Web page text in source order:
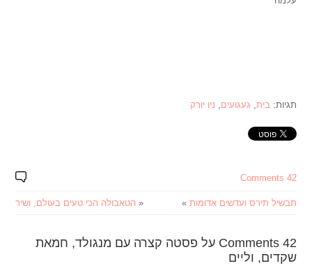
תגיות:בית, געגועים, ניו יורק
42 Comments
« הטאבולה הכי טעים בעולם, ושיר תבשיל תירס ועדשים אדומות »
42 Comments על פסטה קצרה עם מנגולד, חמאת
שקדים, וליים